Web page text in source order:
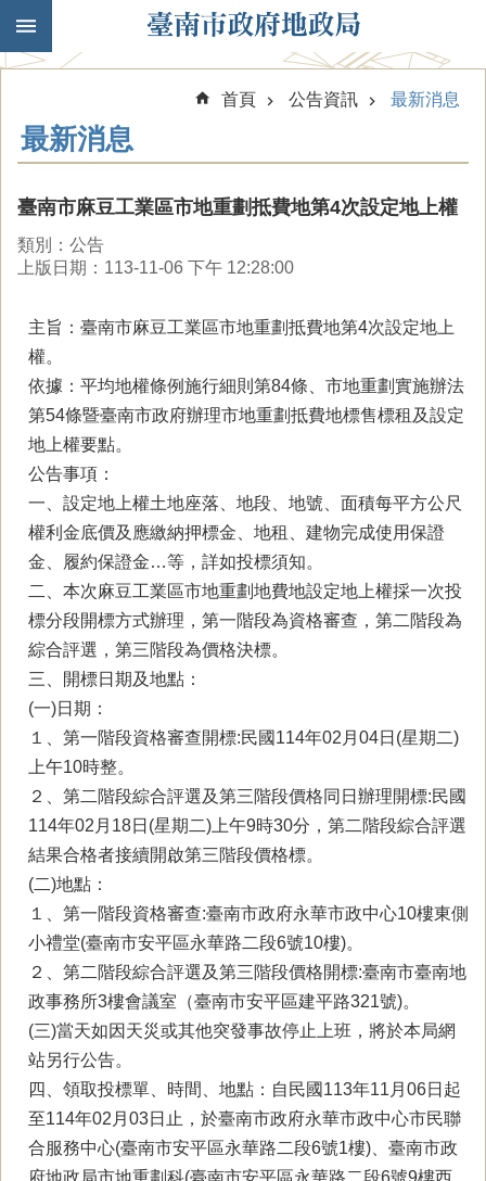
跳到主要內容區塊
首頁 公告資訊 最新消息
最新消息
臺南市麻豆工業區市地重劃抵費地第4次設定地上權
類別：公告
上版日期：113-11-06 下午 12:28:00
主旨：臺南市麻豆工業區市地重劃抵費地第4次設定地上
權。
依據：平均地權條例施行細則第84條、市地重劃實施辦法
第54條暨臺南市政府辦理市地重劃抵費地標售標租及設定
地上權要點。
公告事項：
一、設定地上權土地座落、地段、地號、面積每平方公尺
權利金底價及應繳納押標金、地租、建物完成使用保證
金、履約保證金…等，詳如投標須知。
二、本次麻豆工業區市地重劃地費地設定地上權採一次投
標分段開標方式辦理，第一階段為資格審查，第二階段為
綜合評選，第三階段為價格決標。
三、開標日期及地點：
(一)日期：
１、第一階段資格審查開標:民國114年02月04日(星期二)
上午10時整。
２、第二階段綜合評選及第三階段價格同日辦理開標:民國
114年02月18日(星期二)上午9時30分，第二階段綜合評選
結果合格者接續開啟第三階段價格標。
(二)地點：
１、第一階段資格審查:臺南市政府永華市政中心10樓東側
小禮堂(臺南市安平區永華路二段6號10樓)。
２、第二階段綜合評選及第三階段價格開標:臺南市臺南地
政事務所3樓會議室（臺南市安平區建平路321號)。
(三)當天如因天災或其他突發事故停止上班，將於本局網
站另行公告。
四、領取投標單、時間、地點：自民國113年11月06日起
至114年02月03日止，於臺南市政府永華市政中心市民聯
合服務中心(臺南市安平區永華路二段6號1樓)、臺南市政
府地政局市地重劃科(臺南市安平區永華路二段6號9樓西